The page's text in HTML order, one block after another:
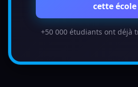
cette école
+50 000 étudiants ont déjà